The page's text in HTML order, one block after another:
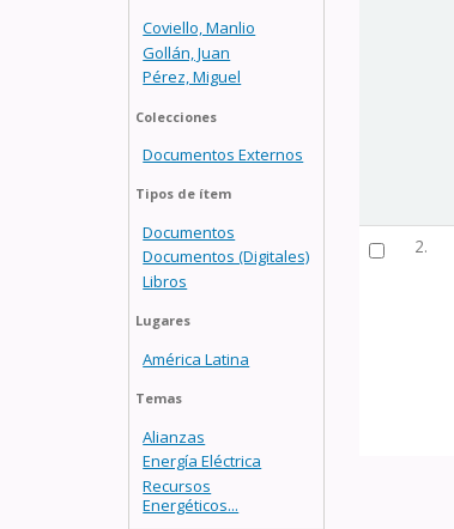
Coviello, Manlio
Gollán, Juan
Pérez, Miguel
Colecciones
Documentos Externos
Tipos de ítem
Documentos
Documentos (Digitales)
Libros
Lugares
América Latina
Temas
Alianzas
Energía Eléctrica
Recursos
Energéticos...
2.